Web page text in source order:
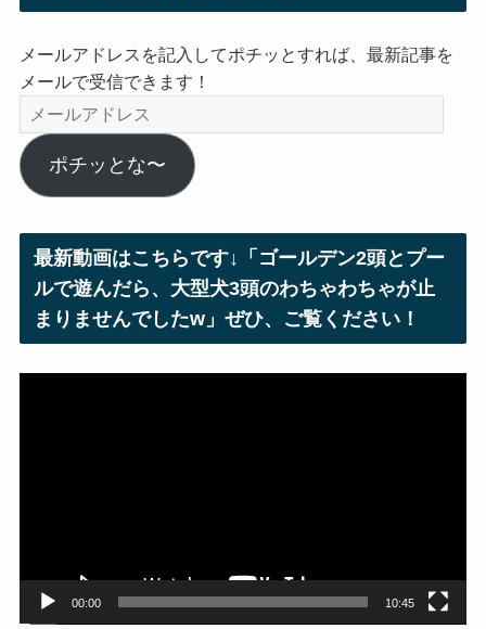
メールアドレスを記入してポチッとすれば、最新記事を
メールで受信できます！
メ
ー
ル
ア
ス
ポチッとな〜
最新動画はこちらです↓「ゴールデン2頭とプー
ルで遊んだら、大型犬3頭のわちゃわちゃが止
まりませんでしたw」ぜひ、ご覧ください！
00:00 10:45